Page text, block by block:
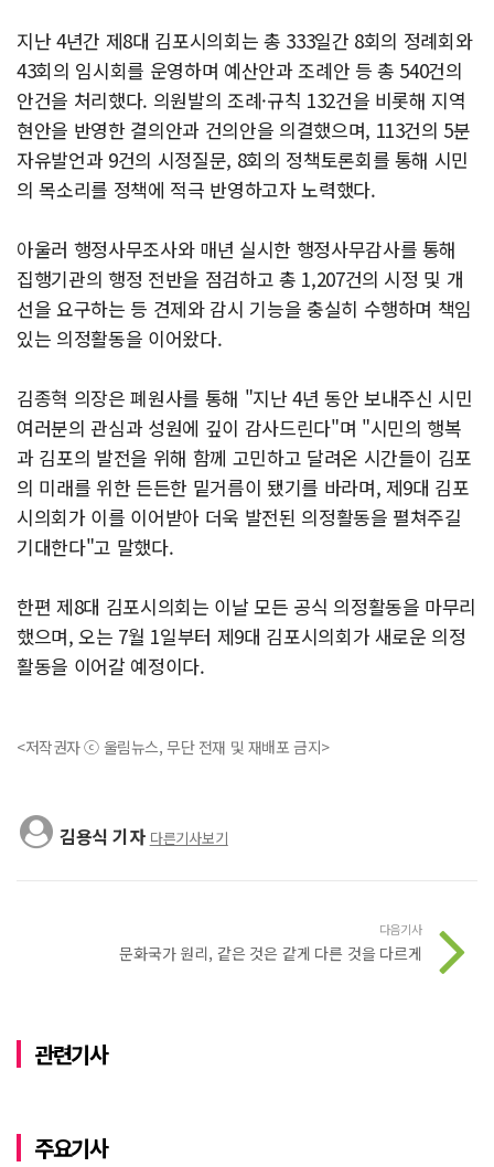
지난 4년간 제8대 김포시의회는 총 333일간 8회의 정례회와
43회의 임시회를 운영하며 예산안과 조례안 등 총 540건의
안건을 처리했다. 의원발의 조례·규칙 132건을 비롯해 지역
현안을 반영한 결의안과 건의안을 의결했으며, 113건의 5분
자유발언과 9건의 시정질문, 8회의 정책토론회를 통해 시민
의 목소리를 정책에 적극 반영하고자 노력했다.
아울러 행정사무조사와 매년 실시한 행정사무감사를 통해
집행기관의 행정 전반을 점검하고 총 1,207건의 시정 및 개
선을 요구하는 등 견제와 감시 기능을 충실히 수행하며 책임
있는 의정활동을 이어왔다.
김종혁 의장은 폐원사를 통해 "지난 4년 동안 보내주신 시민
여러분의 관심과 성원에 깊이 감사드린다"며 "시민의 행복
과 김포의 발전을 위해 함께 고민하고 달려온 시간들이 김포
의 미래를 위한 든든한 밑거름이 됐기를 바라며, 제9대 김포
시의회가 이를 이어받아 더욱 발전된 의정활동을 펼쳐주길
기대한다"고 말했다.
한편 제8대 김포시의회는 이날 모든 공식 의정활동을 마무리
했으며, 오는 7월 1일부터 제9대 김포시의회가 새로운 의정
활동을 이어갈 예정이다.
<저작권자 ⓒ 울림뉴스, 무단 전재 및 재배포 금지>
김용식 기자 다른기사보기
다음기사
문화국가 원리, 같은 것은 같게 다른 것을 다르게
관련기사
주요기사